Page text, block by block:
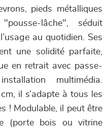
pieds métalliques
lâche", séduit
au quotidien. Ses
une solidité parfaite,
en retrait avec passe-
multimédia.
il s’adapte à tous les
! Modulable, il peut être
(porte bois ou vitrine